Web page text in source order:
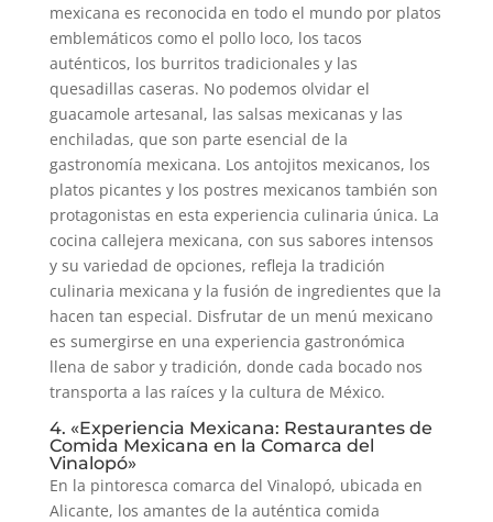
mexicana es reconocida en todo el mundo por platos
emblemáticos como el pollo loco, los tacos
auténticos, los burritos tradicionales y las
quesadillas caseras. No podemos olvidar el
guacamole artesanal, las salsas mexicanas y las
enchiladas, que son parte esencial de la
gastronomía mexicana. Los antojitos mexicanos, los
platos picantes y los postres mexicanos también son
protagonistas en esta experiencia culinaria única. La
cocina callejera mexicana, con sus sabores intensos
y su variedad de opciones, refleja la tradición
culinaria mexicana y la fusión de ingredientes que la
hacen tan especial. Disfrutar de un menú mexicano
es sumergirse en una experiencia gastronómica
llena de sabor y tradición, donde cada bocado nos
transporta a las raíces y la cultura de México.
4. «Experiencia Mexicana: Restaurantes de
Comida Mexicana en la Comarca del
Vinalopó»
En la pintoresca comarca del Vinalopó, ubicada en
Alicante, los amantes de la auténtica comida